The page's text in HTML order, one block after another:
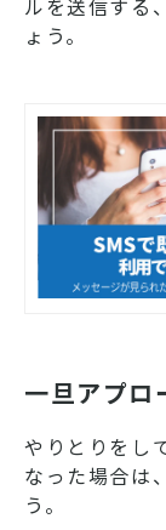
ルを送信する
ょう。
一旦アプロ
やりとりをし
なった場合は
う。